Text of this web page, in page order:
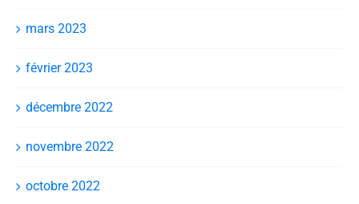
mars 2023
février 2023
décembre 2022
novembre 2022
octobre 2022